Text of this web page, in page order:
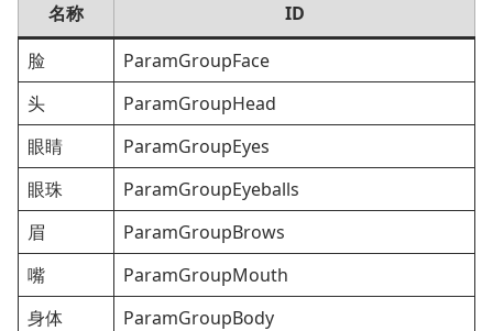
名称
ID
脸
ParamGroupFace
头
ParamGroupHead
眼睛
ParamGroupEyes
眼珠
ParamGroupEyeballs
眉
ParamGroupBrows
嘴
ParamGroupMouth
身体
ParamGroupBody